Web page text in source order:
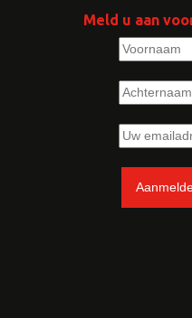
Meld u aan